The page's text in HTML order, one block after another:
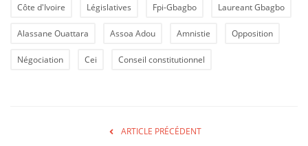
Côte d'Ivoire Législatives Fpi-Gbagbo Laureant Gbagbo
Alassane Ouattara Assoa Adou Amnistie Opposition
Négociation Cei Conseil constitutionnel
ARTICLE PRÉCÉDENT